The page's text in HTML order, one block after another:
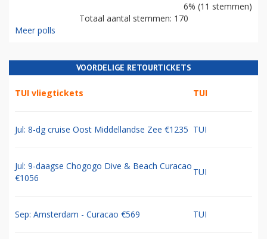
6% (11 stemmen)
Totaal aantal stemmen: 170
Meer polls
VOORDELIGE RETOURTICKETS
TUI vliegtickets TUI
Jul: 8-dg cruise Oost Middellandse Zee €1235 TUI
Jul: 9-daagse Chogogo Dive & Beach Curacao
€1056
TUI
Sep: Amsterdam - Curacao €569 TUI